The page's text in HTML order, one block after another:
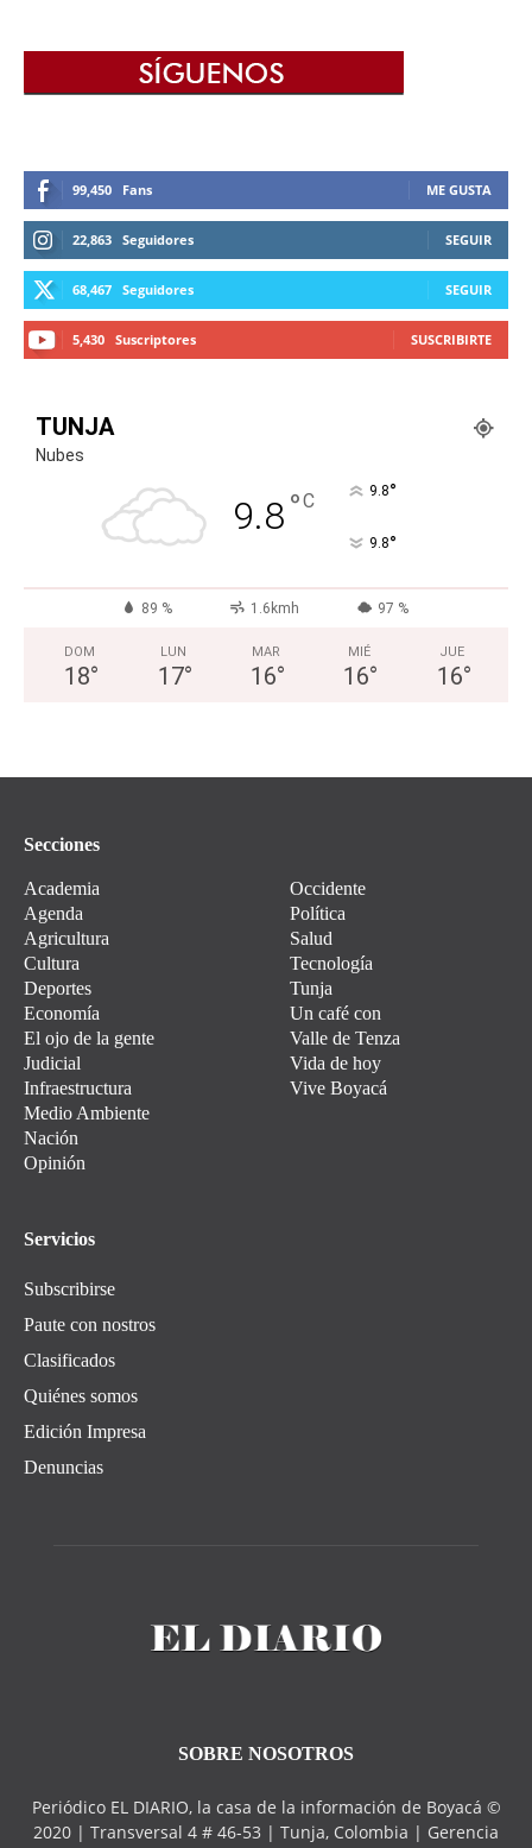
99,450 Fans ME GUSTA
22,863 Seguidores SEGUIR
68,467 Seguidores SEGUIR
5,430 Suscriptores SUSCRIBIRTE
TUNJA
Nubes
9.8°C 9.8°
9.8°
89 % 1.6kmh 97 %
DOM
18°
LUN
17°
MAR
16°
MIÉ
16°
JUE
16°
Secciones
Academia
Agenda
Agricultura
Cultura
Deportes
Economía
El ojo de la gente
Judicial
Infraestructura
Medio Ambiente
Nación
Opinión
Occidente
Política
Salud
Tecnología
Tunja
Un café con
Valle de Tenza
Vida de hoy
Vive Boyacá
Servicios
Subscribirse
Paute con nostros
Clasificados
Quiénes somos
Edición Impresa
Denuncias
SOBRE NOSOTROS
Periódico EL DIARIO, la casa de la información de Boyacá ©
2020 | Transversal 4 # 46-53 | Tunja, Colombia | Gerencia